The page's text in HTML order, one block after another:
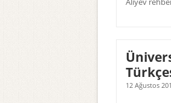
12 Ağustos